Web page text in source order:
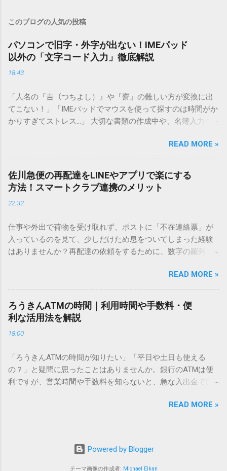
このブログの人気の投稿
パソコンで旧字・外字が出ない！IMEパッド
以外の「文字コード入力」徹底解説
18:43
「人名の『𠮷（つちよし）』や『齋』の難しい方が変換に出
てこない！」「IMEパッドでマウスを使って探すのは時間がか
かりすぎてストレス…」 大切な書類の作成中や、名簿入力を
てしまいますよね。多くの人が「IMEパッド（手書き入力）」
を使いますが、実はマウスで一画ずつ書くのは非効率です
し、似た漢字が多すぎて結局見つからないことも少なくあり
ません。 そこで今回は、IMEパッドを使わずに、特定のコー
ドを打ち込むだけで一瞬で旧字や外字、特殊記号を呼び出す
「文字コード入力」のテクニックを詳しく解説します。 この
必要はありません。 1. なぜ「変換」しても旧字・外字が出て
こないのか？ そもそも、なぜ普通の変換で出てこない漢字が
あるのでしょうか。その理由は、パソコンが文字を認識する
は、JIS規格（日本産業規格）によって「第1水準」「第2水
準」といった形で整理されています。しかし、人名や地名に
使われる非常に古い漢字（旧字）や、特定の組織だけで作ら
れた「外字」は、この一般的な変換リストに含まれていない
ン上のすべての文字には、いわば「住所」のような番号が割
り振られています。変換候補に出ない文字でも、この住所
（コード）を直接指定すれば、確実に呼び出すことができる
のです。 2. Windows標準機能！文字コードで漢字を出す「16
進数入力」 最も汎用性が高く、特別なソフトも不要なのが
20BB7）」を把握する。 入力モードを「半角」にする（※重
READ MORE »
佐川急便の再配達をLINEやアプリで楽にする
方法！スマートクラブ連携のメリット
22:32
仕事や外出で荷物を受け取れず、ポストに「不在連絡票」が
入っているのを見て、少しだけため息をついてしまった経験
はありませんか？再配達の依頼をするために、数字の羅列を
ことに申し訳なさを感じたりすることもあるかもしれませ
ん。 「もっとスムーズに、自分のタイミングで受け取りた
い」 「わざわざ電話をかけずに、スマホ一つで完結させた
い」 そんな願いを叶えてくれるのが、佐川急便の会員制サー
ビス「スマートクラブ」と、LINEや公式アプリの連携です。
これらを活用するだけで、再配達のストレスは驚くほど軽く
受け取り術と、連携による具体的なメリットを徹底解説しま
す。 佐川急便の再配達が劇的に変わる「スマートクラブ」と
は？ まず押さえておきたいのが、佐川急便の個人向け無料会
況をリアルタイムで管理するための基盤となるサービスで
が飛躍的に向上しています。登録を済ませておくだけで、荷
READ MORE »
ろうきんATMの時間｜利用時間や手数料・便
利な活用法を解説
18:00
「ろうきんATMの時間が知りたい」「平日や土日も使える
の？」と疑問に思ったことはありませんか。銀行のATMは便
利ですが、営業時間や手数料を知らないと、急な入出金で困
ATM営業時間や利用の注意点、便利な活用法 を詳しく解説し
です。 1-1. 店舗内ATM 平日：9:00〜17:00 土曜・日曜・祝
日：休止（※一部店舗では土曜日のみ利用可能） 店舗内ATM
は、銀行窓口と同じ営業時間で利用でき、 窓口での対応も可
READ MORE »
Powered by Blogger
テーマ画像の作成者: Michael Elkan